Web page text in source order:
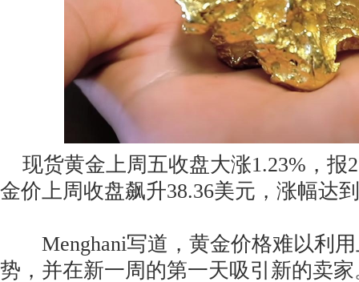
现货黄金上周五收盘大涨1.23%，报
金价上周收盘飙升38.36美元，涨幅达
Menghani写道，黄金价格难以利用
势，并在新一周的第一天吸引新的卖